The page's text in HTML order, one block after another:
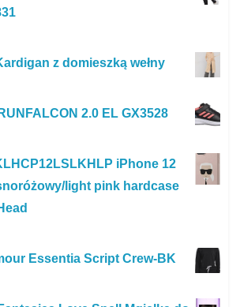
z domieszką wełny
2.0 EL GX3528
iPhone 12
light pink hardcase
Essentia Script Crew-BK